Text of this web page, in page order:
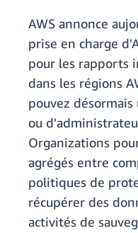
AWS annonce
prise en charge
pour les rapports
dans les régions
pouvez
ou
Organizations
agrégés entre
politiques de
récupérer des
activités de